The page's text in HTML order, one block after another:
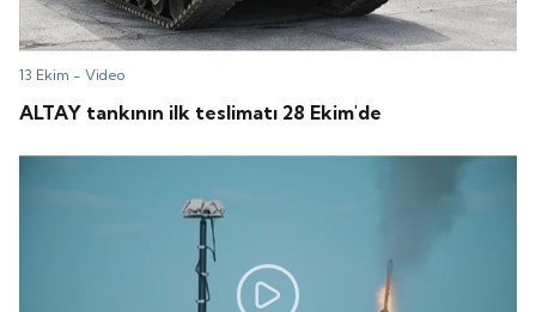
13 Ekim -Video
ALTAY tankının ilk teslimatı 28 Ekim'de